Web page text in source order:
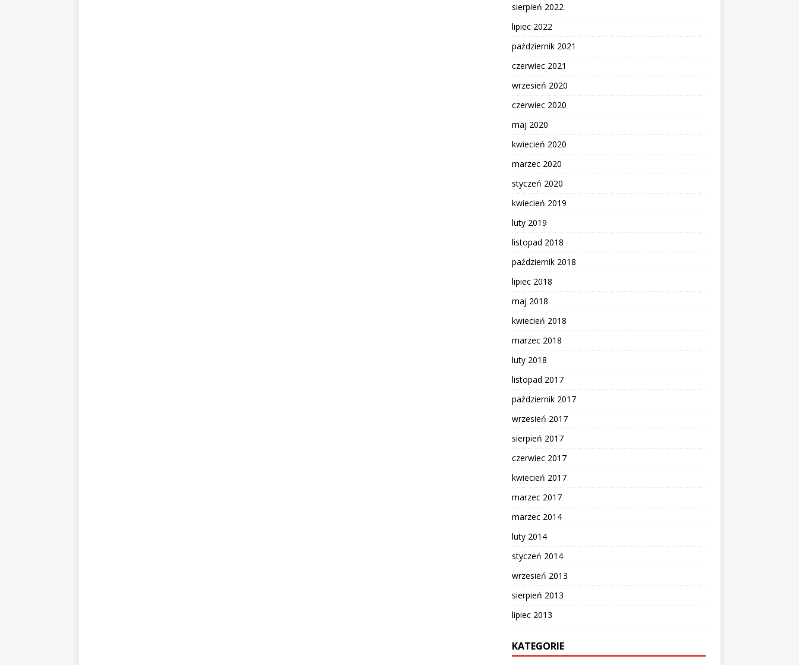
sierpień 2022
lipiec 2022
październik 2021
czerwiec 2021
wrzesień 2020
czerwiec 2020
maj 2020
kwiecień 2020
marzec 2020
styczeń 2020
kwiecień 2019
luty 2019
listopad 2018
październik 2018
lipiec 2018
maj 2018
kwiecień 2018
marzec 2018
luty 2018
listopad 2017
październik 2017
wrzesień 2017
sierpień 2017
czerwiec 2017
kwiecień 2017
marzec 2017
marzec 2014
luty 2014
styczeń 2014
wrzesień 2013
sierpień 2013
lipiec 2013
KATEGORIE